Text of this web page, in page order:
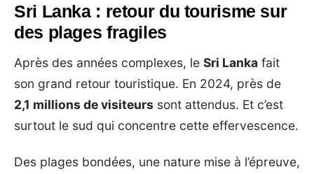
Sri Lanka : retour du tourisme sur
des plages fragiles
Après des années complexes, le Sri Lanka fait
son grand retour touristique. En 2024, près de
2,1 millions de visiteurs sont attendus. Et c’est
surtout le sud qui concentre cette effervescence.
Des plages bondées, une nature mise à l’épreuve,